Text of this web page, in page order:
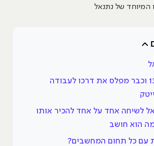
המיוחד של נתנאל
נתנאל רק בן 13 וכבר מפלס את דרכו לעבודה
לשיחה אחד על אחד להכיר אותו
הוא חושב
עם כל תחום המחשבים?